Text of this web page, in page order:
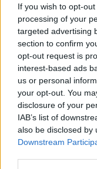
If you wish to opt-
processing of your
targeted advertising
section to confirm
opt-out request is
interest-based ads
us or personal
your opt-out. You
disclosure of your
IAB’s list of
also be disclosed by
Downstream
McCartney
a
„érdes hangja
együttest. A
Beatles
barátokról szól.
„Elsősorban
akik
szeretnék
néha? Az,